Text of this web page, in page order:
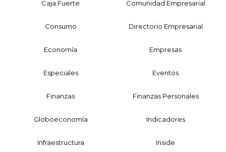
Caja Fuerte Comunidad Empresarial
Consumo Directorio Empresarial
Economía Empresas
Especiales Eventos
Finanzas Finanzas Personales
Globoeconomía Indicadores
Infraestructura Inside